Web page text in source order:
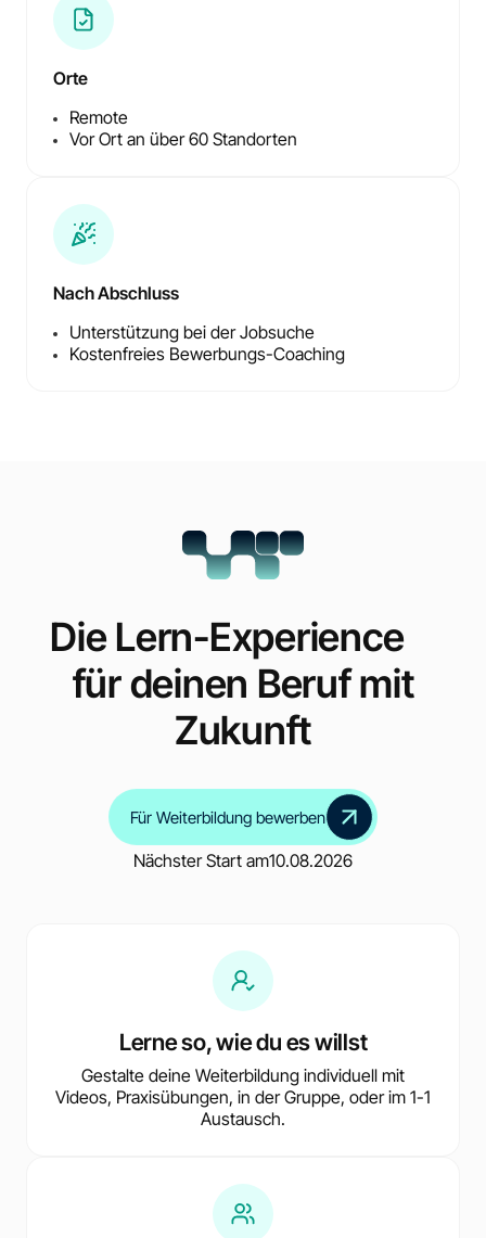
Orte
Remote
Vor Ort an über 60 Standorten
Nach Abschluss
Unterstützung bei der Jobsuche
Kostenfreies Bewerbungs-Coaching
Die Lern-Experience
für deinen Beruf mit
Zukunft
Für Weiterbildung bewerben
Nächster Start am10.08.2026
Lerne so, wie du es willst
Gestalte deine Weiterbildung individuell mit
Videos, Praxisübungen, in der Gruppe, oder im 1-1
Austausch.